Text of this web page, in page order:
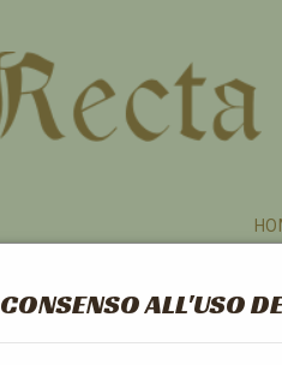
CONSENSO ALL'USO